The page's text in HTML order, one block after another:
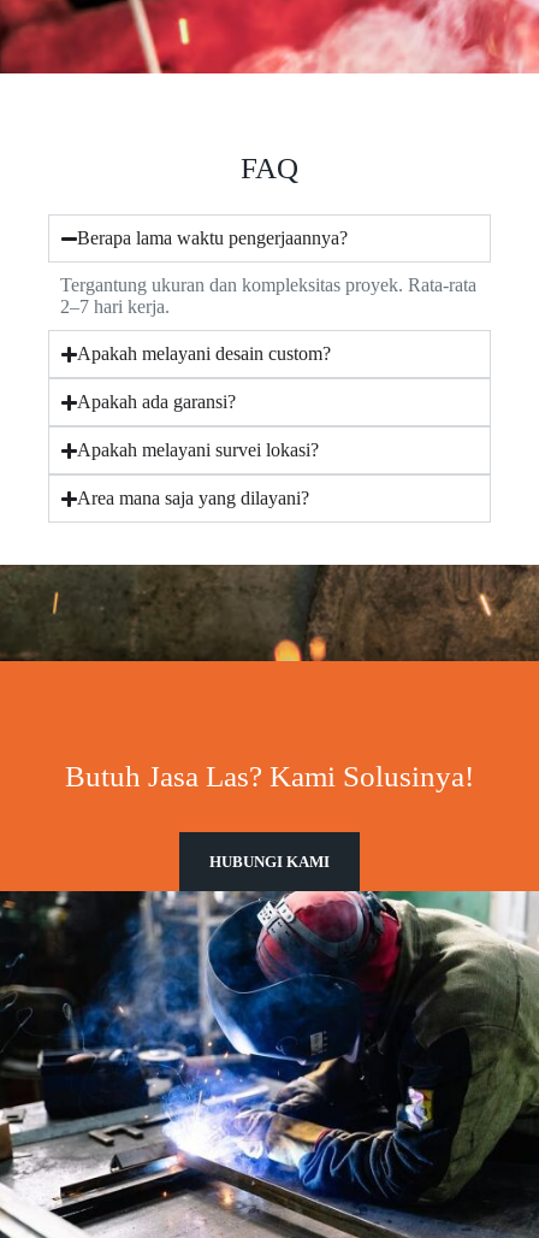
FAQ
Berapa lama waktu pengerjaannya?
Tergantung ukuran dan kompleksitas proyek. Rata-rata
2–7 hari kerja.
Apakah melayani desain custom?
Apakah ada garansi?
Apakah melayani survei lokasi?
Area mana saja yang dilayani?
Butuh Jasa Las? Kami Solusinya!
HUBUNGI KAMI